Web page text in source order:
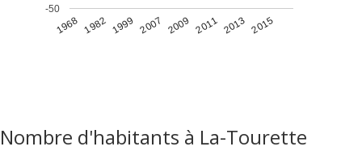
1968 1982 1999 2007 2009 2011 2013 2015
-50
Nombre d'habitants à La-Tourette